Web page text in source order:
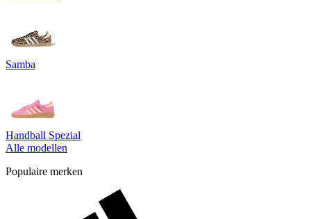
Samba
Handball Spezial
Alle modellen
Populaire merken